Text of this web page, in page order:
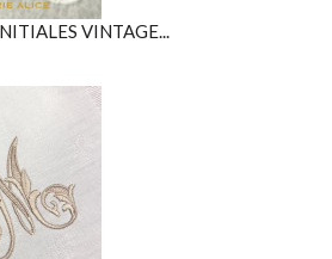
VINTAGE...